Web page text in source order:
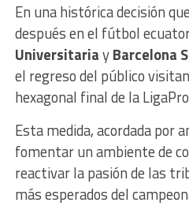
En una histórica decisión
después en el fútbol
UniversitariayBarcelona
el regreso del público
hexagonal final de la
Esta medida, acordada por
fomentar un ambiente de
reactivar la pasión de las
más esperados del